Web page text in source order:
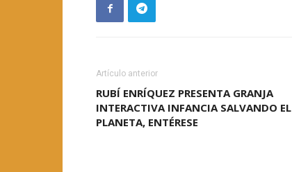
Artículo anterior
RUBÍ ENRÍQUEZ PRESENTA GRANJA
INTERACTIVA INFANCIA SALVANDO EL
PLANETA, ENTÉRESE